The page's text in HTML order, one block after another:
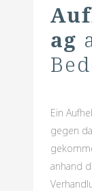
ag
Ein
gegen
anhand